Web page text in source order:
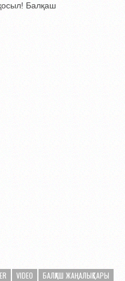
Балқаш
VIDEO БАЛҚАШ ЖАҢАЛЫҚТАРЫ